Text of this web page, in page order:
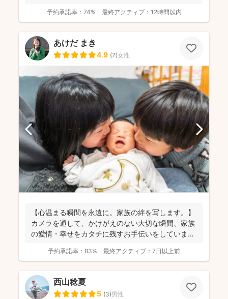
予約承諾率： 74% 最終アクティブ： 12時間以内
あけだ まき
4.9 (7)女性
【心温まる瞬間を永遠に。家族の絆を写します。】
カメラを通して、かけがえのない大切な瞬間、家族
の愛情・幸せをカタチに残すお手伝いをしていま
予約承諾率： 83% 最終アクティブ： 7日以上前
西山稔夏
5 (3)男性